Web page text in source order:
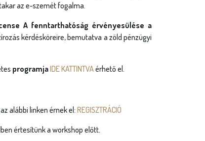
az e-szemét fogalma.
A fenntarthatóság érvényesülése a
kérdésköreire, bemutatva a zöld pénzügyi
programjaIDE KATTINTVAérhető el.
alábbi linken érnek el: REGISZTRÁCIÓ
értesítünk a workshop előtt.